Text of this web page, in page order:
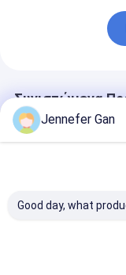
Συνιστώμενα
Jennefer Gan
Good day, what